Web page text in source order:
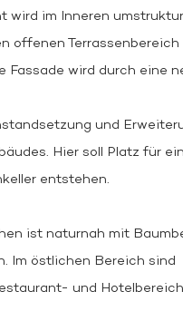
wird im Inneren
offenen Terrassenbereich
Fassade wird durch eine
und
Hier soll Platz für
entstehen.
ist naturnah mit
Im östlichen Bereich sind
und